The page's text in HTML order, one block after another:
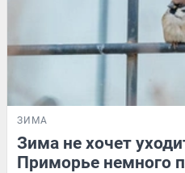
ЗИМА
Зима не хочет
Приморье немного